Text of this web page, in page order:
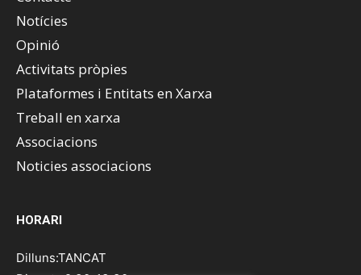
Notícies
Opinió
Activitats pròpies
Plataformes i Entitats en Xarxa
Treball en xarxa
Associacions
Noticies associacions
HORARI
Dilluns:TANCAT